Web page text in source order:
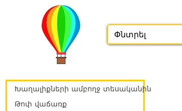
Խաղալիքների ամբողջ տեսականին
Թոփ վաճառք